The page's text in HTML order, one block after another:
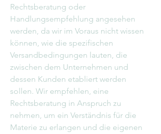
Rechtsberatung oder
Handlungsempfehlung angesehen
werden, da wir im Voraus nicht wissen
können, wie die spezifischen
Versandbedingungen lauten, die
zwischen dem Unternehmen und
dessen Kunden etabliert werden
sollen. Wir empfehlen, eine
Rechtsberatung in Anspruch zu
nehmen, um ein Verständnis für die
Materie zu erlangen und die eigenen